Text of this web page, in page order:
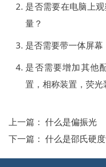
是否需要在电脑上
量？
是否需要带一体屏幕
是否需要增加其他
置，相称装置，荧光
上一篇： 什么是偏振光
下一篇： 什么是邵氏硬